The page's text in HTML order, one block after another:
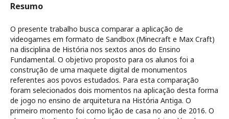
Resumo
O presente trabalho busca comparar a aplicação de
videogames em formato de Sandbox (Minecraft e Max Craft)
na disciplina de História nos sextos anos do Ensino
Fundamental. O objetivo proposto para os alunos foi a
construção de uma maquete digital de monumentos
referentes aos povos estudados. Para esta comparação
foram selecionados dois momentos na aplicação desta forma
de jogo no ensino de arquitetura na História Antiga. O
primeiro momento foi como lição de casa no ano de 2016. O